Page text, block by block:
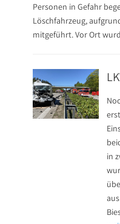
Personen in Gefahr
Löschfahrzeug,
mitgeführt. Vor Ort
in